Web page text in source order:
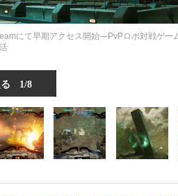
にて早期アクセス開始―PvPロボ対戦ゲー
1/8